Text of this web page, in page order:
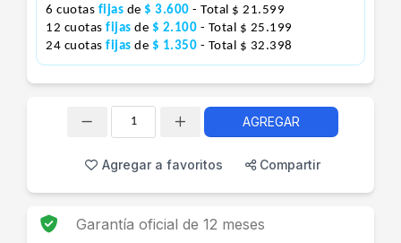
6 cuotas fijas de $ 3.600 - Total $ 21.599
12 cuotas fijas de $ 2.100 - Total $ 25.199
24 cuotas fijas de $ 1.350 - Total $ 32.398
AGREGAR
Agregar a favoritos Compartir
Garantía oficial de 12 meses